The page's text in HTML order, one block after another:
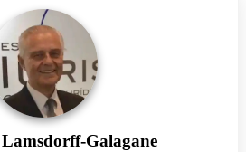
Galagane